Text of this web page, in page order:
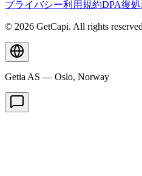
プライバシー利用規約DPA復
© 2026 GetCapi. All rights
Getia AS — Oslo, Norway